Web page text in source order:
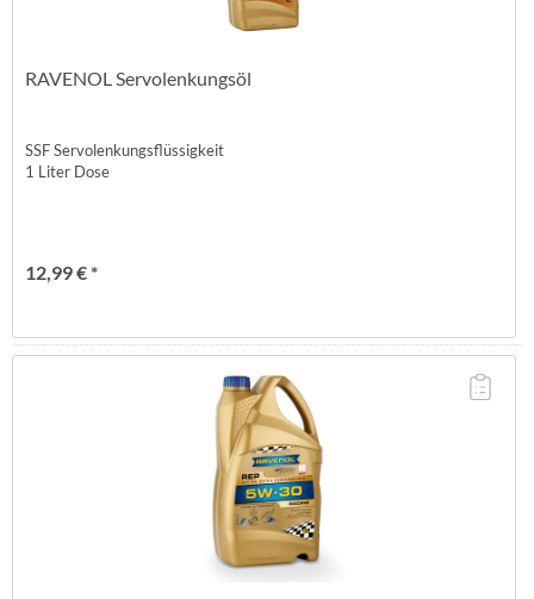
RAVENOL Servolenkungsöl
SSF Servolenkungsflüssigkeit
1 Liter Dose
12,99 € *